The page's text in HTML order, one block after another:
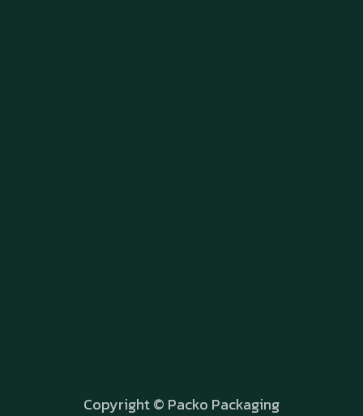
Copyright © Packo Packaging